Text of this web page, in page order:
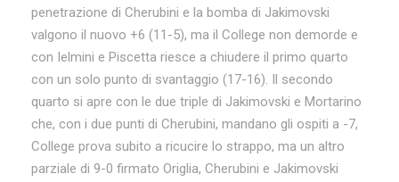
penetrazione di Cherubini e la bomba di Jakimovski
valgono il nuovo +6 (11-5), ma il College non demorde e
con Ielmini e Piscetta riesce a chiudere il primo quarto
con un solo punto di svantaggio (17-16). Il secondo
quarto si apre con le due triple di Jakimovski e Mortarino
che, con i due punti di Cherubini, mandano gli ospiti a -7,
College prova subito a ricucire lo strappo, ma un altro
parziale di 9-0 firmato Origlia, Cherubini e Jakimovski